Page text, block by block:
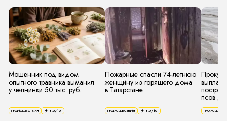
Мошенник под видом
опытного травника выманил
у челнинки 50 тыс. руб.
ПРОИСШЕСТВИЯ 8.0/10
Пожарные спасли 74-летнюю
женщину из горящего дома
в Татарстане
ПРОИСШЕСТВИЯ 8.0/10
выплат
псов